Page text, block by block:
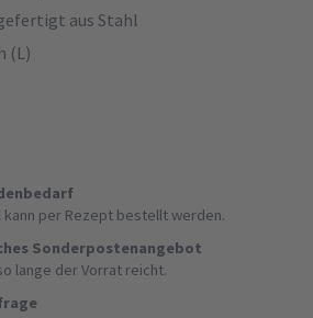
aus Stahl
(L)
kann per Rezept bestellt werden.
Sonderpostenangebot
lange der Vorrat reicht.